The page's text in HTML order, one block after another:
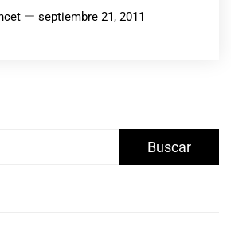
septiembre 21, 2011